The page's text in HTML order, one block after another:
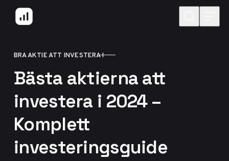
Hoppa till innehåll
KATEGORI
BRA AKTIE ATT INVESTERA I
Bästa aktierna att
investera i 2024 –
Komplett
investeringsguide